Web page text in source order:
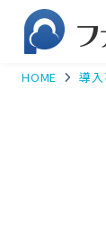
HOME 導入